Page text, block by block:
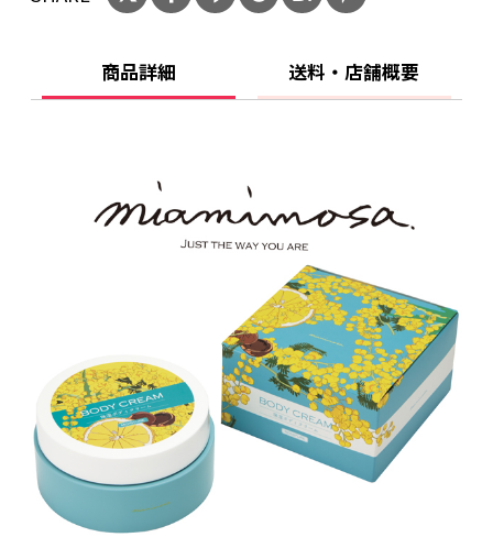
商品詳細 送料・店舗概要